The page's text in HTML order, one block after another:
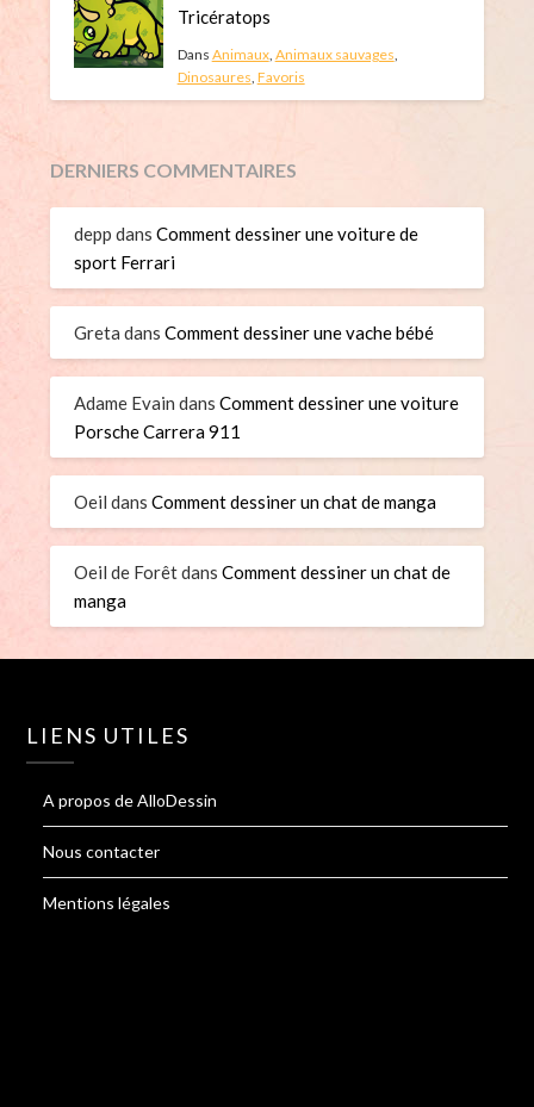
Tricératops
Dans Animaux, Animaux sauvages
Dinosaures Favoris
DERNIERS COMMENTAIRES
depp dansComment dessiner une voiture de
sport Ferrari
Greta dansComment dessiner une vache bébé
Adame Evain dansComment dessiner une voiture
Porsche Carrera 911
Oeil dansComment dessiner un chat de manga
Oeil de ForêtdansComment dessiner un chat de
manga
LIENS UTILES
A propos de AlloDessin
Nous contacter
Mentions légales